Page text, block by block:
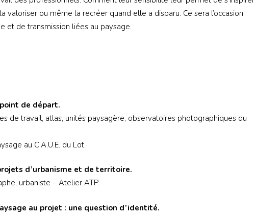
valoriser ou même la recréer quand elle a disparu. Ce sera l’occasion
et de transmission liées au paysage.
de départ.
de travail, atlas, unités paysagère, observatoires photographiques du
au C.A.U.E. du Lot.
d’urbanisme et de territoire.
urbaniste – Atelier ATP.
au projet : une question d’identité.